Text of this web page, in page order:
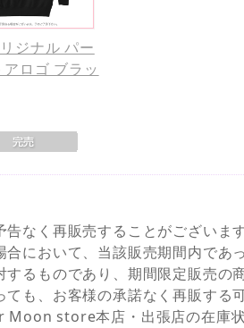
ジナル パー
ロゴ ブラッ
なく再販売することがございます
において、当該販売期間内であ
るものであり、期間限定販売の
も、お客様の承諾なく再販する
store本店・出張店の在庫状